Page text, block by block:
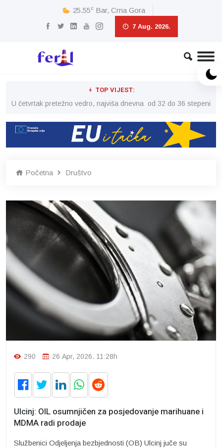
25.55c Bar, Crna Gora
7 Aug. 2026.
TOP VIJEST:
U četvrtak pretežno vedro, najviša dnevna od 32 do 36 stepeni
Početna Društvo
290 26 Apr, 2026. 11:28h
Ulcinj: OIL osumnjičen za posjedovanje marihuane i
MDMA radi prodaje
Službenici Odjeljenja bezbjednosti (OB) Ulcinj juče su